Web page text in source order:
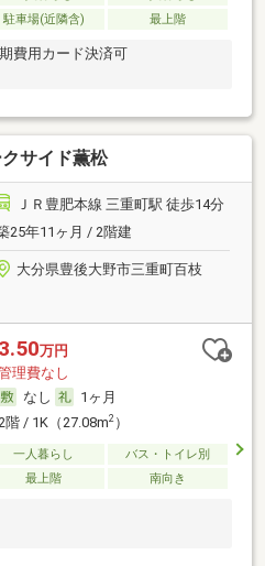
駐車場(近隣含) 最上階
費用カード決済可
サイド薫松
ＪＲ豊肥本線 三重町駅 徒歩14分
25年11ヶ月 / 2階建
大分県豊後大野市三重町百枝
3.50万円
理費なし
なし
1ヶ月
階 / 1K（27.08m2）
一人暮らし
バス・トイレ別
最上階 南向き